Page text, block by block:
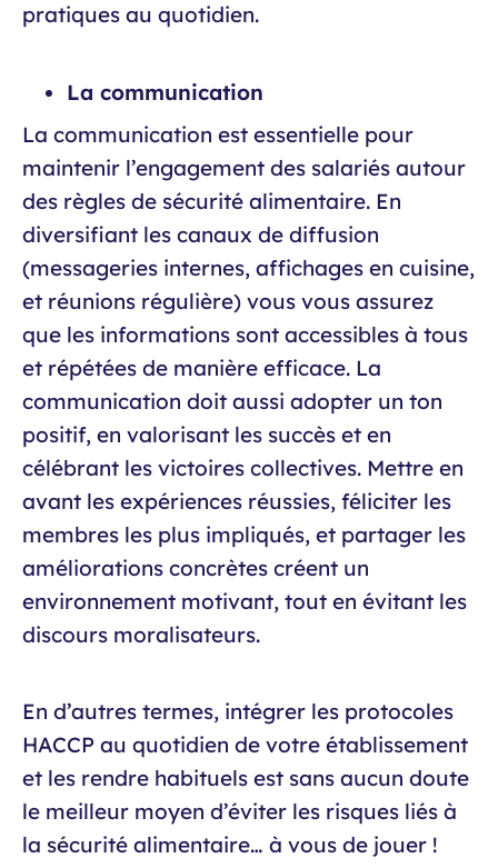
pratiques au quotidien.
La communication
La communication est essentielle pour
maintenir l’engagement des salariés autour
des règles de sécurité alimentaire. En
diversifiant les canaux de diffusion
(messageries internes, affichages en cuisine,
et réunions régulière) vous vous assurez
que les informations sont accessibles à tous
et répétées de manière efficace. La
communication doit aussi adopter un ton
positif, en valorisant les succès et en
célébrant les victoires collectives. Mettre en
avant les expériences réussies, féliciter les
membres les plus impliqués, et partager les
améliorations concrètes créent un
environnement motivant, tout en évitant les
discours moralisateurs.
En d’autres termes, intégrer les protocoles
HACCP au quotidien de votre établissement
et les rendre habituels est sans aucun doute
le meilleur moyen d’éviter les risques liés à
la sécurité alimentaire… à vous de jouer !